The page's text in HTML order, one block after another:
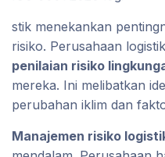
stik menekankan
risiko. Perusahaan
penilaian risiko
mereka. Ini melibatkan
perubahan iklim dan
Manajemen risiko